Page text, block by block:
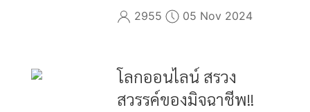
2955 05 Nov 2024
โลกออนไลน์ สรวง
สวรรค์ของมิจฉาชีพ!!